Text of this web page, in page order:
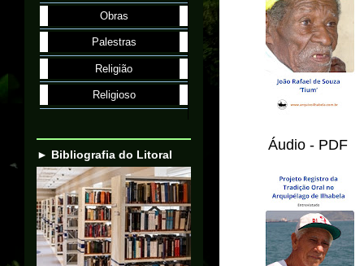
Áudio - PDF
Obras
Palestras
Religião
Religioso
► Bibliografia do Litoral